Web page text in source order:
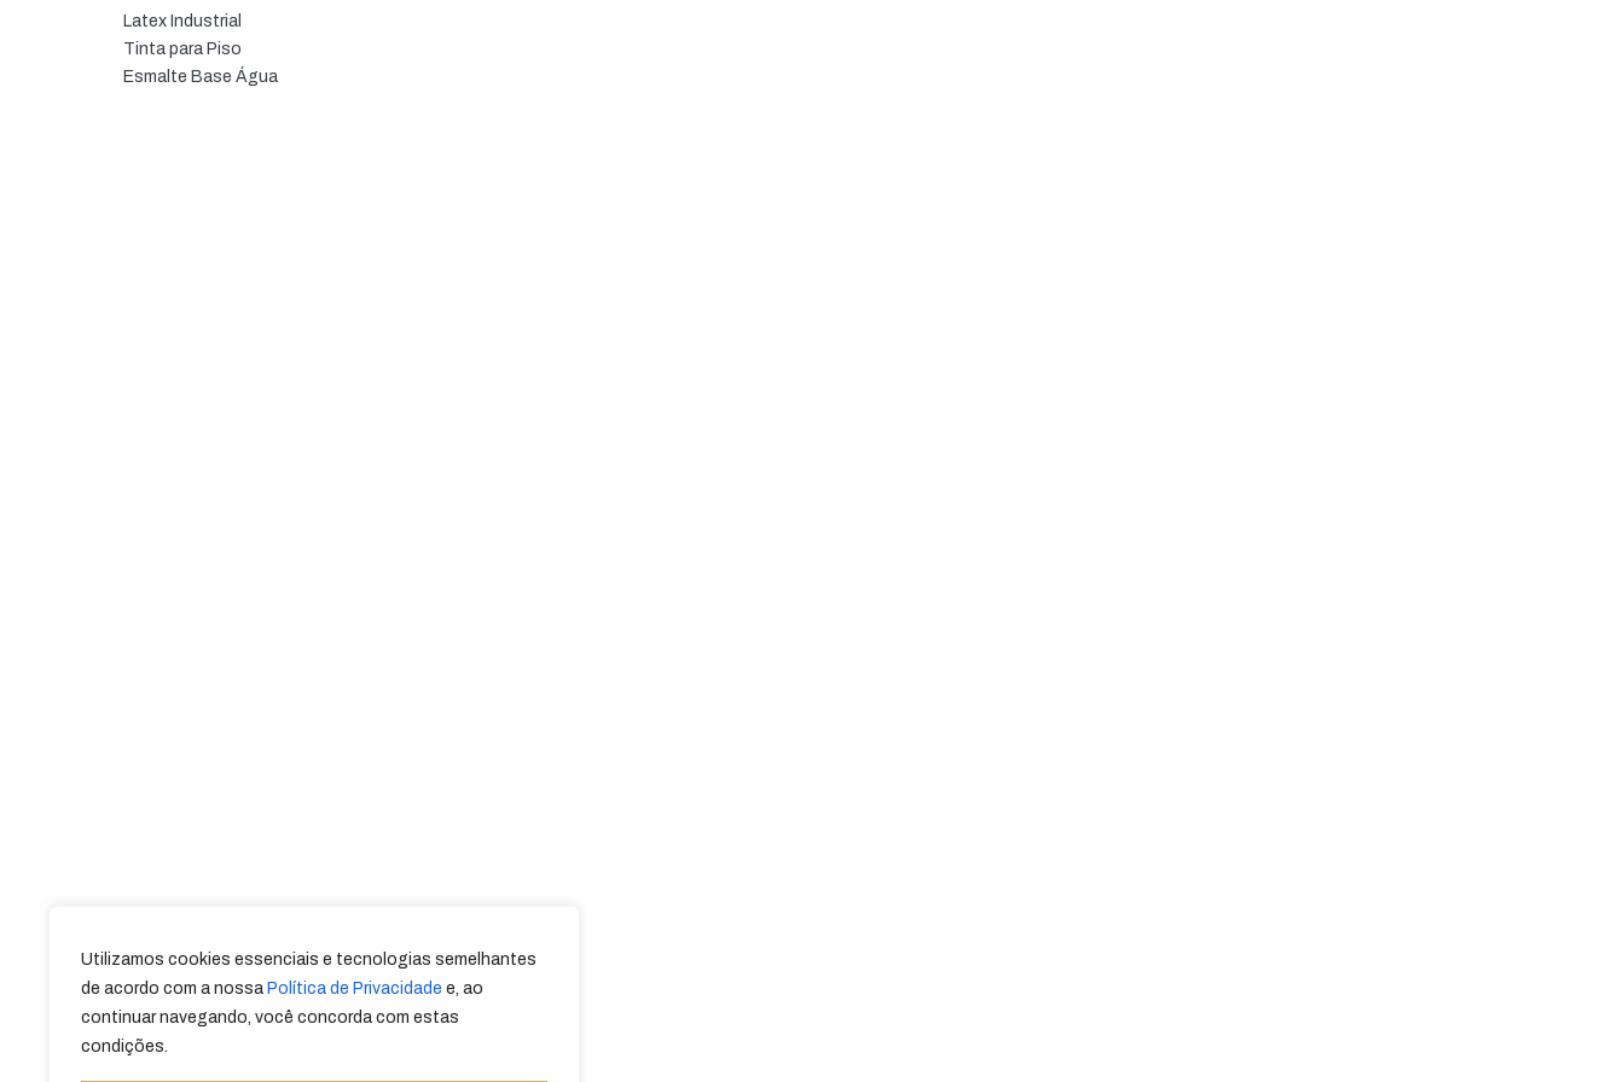
Utilizamos cookies essenciais e tecnologias semelhantes
de acordo com a nossa Política de Privacidade e, ao
continuar navegando, você concorda com estas
condições.
Latex Industrial
Tinta para Piso
Esmalte Base Água